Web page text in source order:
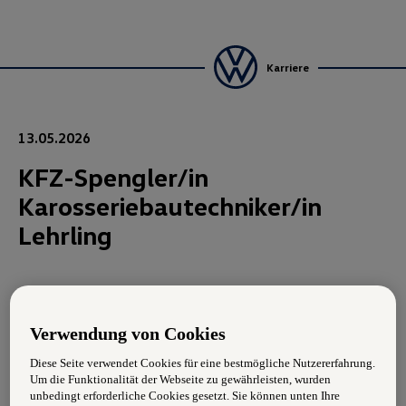
Karriere
13.05.2026
KFZ-Spengler/in
Karosseriebautechniker/in
Lehrling
Reparatur von Unfall- und Karosserieschäden
Richten, Schweißen und Montieren von
Fahrzeugteilen
Verwendung von Cookies
Diese Seite verwendet Cookies für eine bestmögliche Nutzererfahrung.
Um die Funktionalität der Webseite zu gewährleisten, wurden
unbedingt erforderliche Cookies gesetzt. Sie können unten Ihre